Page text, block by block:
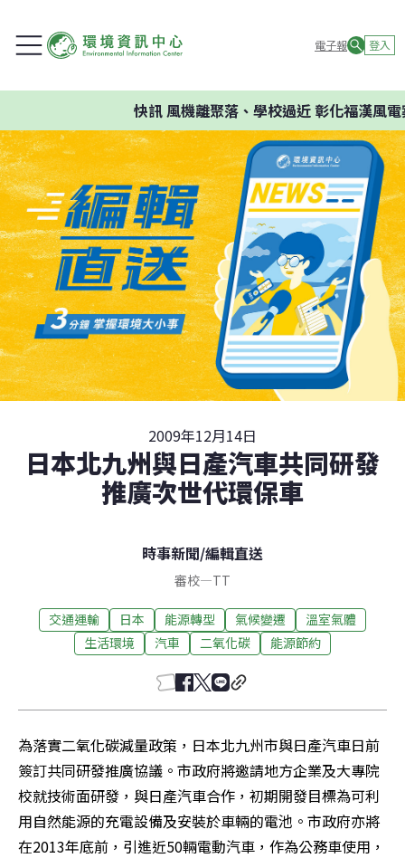
電子報 登入
快訊風機離聚落、學校過近 彰化福漢風電
2009年12月14日
日本北九州與日產汽車共同研發
推廣次世代環保車
時事新聞/編輯直送
審校—TT
交通運輸 日本 能源轉型 氣候變遷
溫室氣體
生活環境
汽車 二氧化碳 能源節約
為落實二氧化碳減量政策，日本北九州市與日產汽車日前
簽訂共同研發推廣協議。市政府將邀請地方企業及大專院
校就技術面研發，與日產汽車合作，初期開發目標為可利
用自然能源的充電設備及安裝於車輛的電池。市政府亦將
在2013年底前，引進近50輛電動汽車，作為公務車使用，